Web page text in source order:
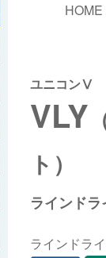
HOME
ユニコンⅤ
VLY
ト）
ラインド
ラインドラ